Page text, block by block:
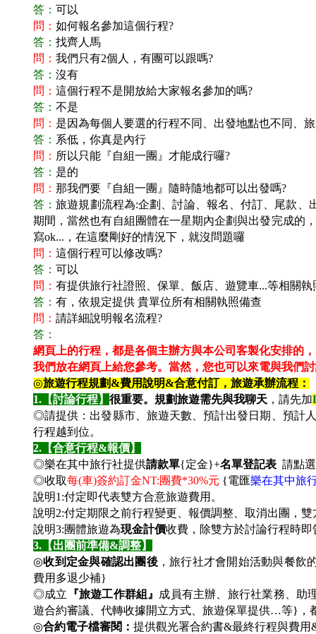
答： 可以
問： 如何報名參加這個行程?
答： 找齊人馬
問： 我們只有2個人，有團可以跟嗎?
答： 沒有
問： 這個行程不是開放給大家報名參加的嗎?
答： 不是
問： 是因為每個人要選的行程不同、出發地點也不同、
答： 系低，你真是內行
問： 所以只能『自組一團』才能成行囉?
答： 是的
問： 那我們要『自組一團』隨時隨地都可以出發嗎?
答：旅遊規劃流程為:企劃、討論、報名、付訂、尾款
期間，當然也有自組團體在一星期內企劃與出發完成的
寫ok...，在這麼剛好的情況下，就沒問題囉
問： 這個行程可以修改嗎?
答： 可以
問： 有提供旅行社證照、保單、飯店、遊覽車...等相關
答： 有，依規定提供 貴單位所有相關執照備查
問： 請詳細說明報名流程?
答：
網頁上的行程，都是各個主辦方與本公司客製化安排的，
我們放在網頁上給您參考。 當然，您也可以來電與我們
◎旅遊行程規劃&費用說明&合意付訂，旅遊承辦流程：
1. 【討論行程】 很重要。規劃旅遊需先與我聊天 ，請先加
◎請提供：出發縣市、旅遊天數、預計出發日期、預計
行程越到位。
2. 【合意行程&報價】
◎樂在其中旅行社提供請款單{定金}+名單登記表 請點
◎收取每(車)簽約訂金NT:團費*30%元 {電匯樂在其中旅
說明1:付定即代表雙方合意旅遊費用。
說明2:付定期限之前行程變更、報價調整、取消出團，
說明3:團體旅遊為現金計價收費，除雙方於討論行程時
3. 【出團前準備&調整】
◎收到定金與確認出團後，旅行社才會開始活動與餐飲
費用多退少補}
◎成立 『旅遊工作群組』 成員有主辦、旅行社業務、助
遊合約審議、代轉收據開立方式、旅遊保單提供…等}，
◎合約電子檔審閱： 提供觀光署合約書&最終行程與費